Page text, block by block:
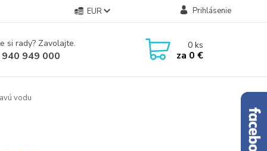
EUR Prihlásenie
si rady? Zavolajte.
949 000
0ks
za 0 €
vodu